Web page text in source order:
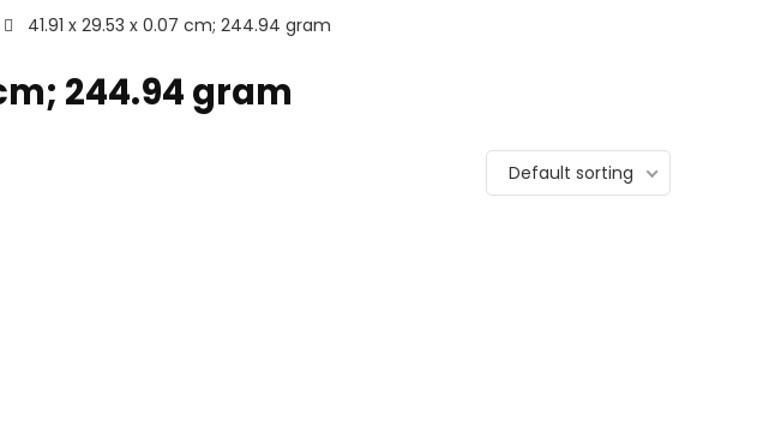
41.91 x 29.53 x 0.07 cm; 244.94 gram
244.94 gram
Default sorting